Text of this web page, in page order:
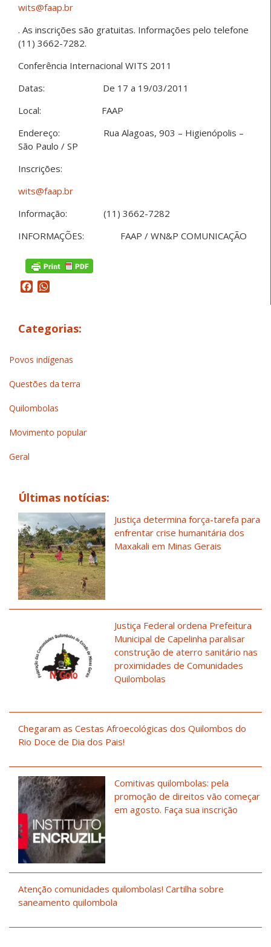
wits@faap.br
. As inscrições são gratuitas. Informações pelo telefone
(11) 3662-7282.
Conferência Internacional WITS 2011
Datas: De 17 a 19/03/2011
Local: FAAP
Endereço: Rua Alagoas, 903 – Higienópolis –
São Paulo / SP
Inscrições:
wits@faap.br
Informação: (11) 3662-7282
INFORMAÇÕES: FAAP / WN&P COMUNICAÇÃO
Facebook
Categorias:
Povos indígenas
Questões da terra
Quilombolas
Movimento popular
Geral
Últimas notícias:
Justiça determina força-tarefa para
enfrentar crise humanitária dos
Maxakali em Minas Gerais
Justiça Federal ordena Prefeitura
Municipal de Capelinha paralisar
construção de aterro sanitário nas
proximidades de Comunidades
Quilombolas
Chegaram as Cestas Afroecológicas dos Quilombos do
Rio Doce de Dia dos Pais!
Comitivas quilombolas: pela
promoção de direitos vão começar
em agosto. Faça sua inscrição
Atenção comunidades quilombolas! Cartilha sobre
saneamento quilombola